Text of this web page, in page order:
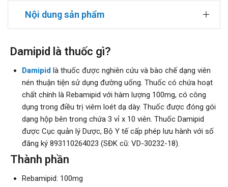
Nội dung sản phẩm
Damipid là thuốc gì?
Damipid là thuốc được nghiên cứu và bào chế dạng viên
nén thuận tiện sử dụng đường uống. Thuốc có chứa hoạt
chất chính là Rebamipid với hàm lượng 100mg, có công
dụng trong điều trị viêm loét dạ dày. Thuốc được đóng gói
dạng hộp bên trong chứa 3 vỉ x 10 viên. Thuốc Damipid
được Cục quản lý Dược, Bộ Y tế cấp phép lưu hành với số
đăng ký 893110264023 (SĐK cũ: VD-30232-18).
Thành phần
Rebamipid: 100mg